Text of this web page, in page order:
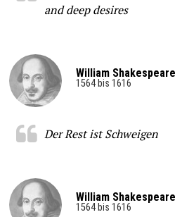
and deep desires
William Shakespeare
1564 bis 1616
Der Rest ist Schweigen
William Shakespeare
1564 bis 1616